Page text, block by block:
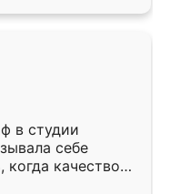
в студии
себе
когда качеством
уже почти